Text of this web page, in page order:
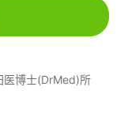
博士(DrMed)所